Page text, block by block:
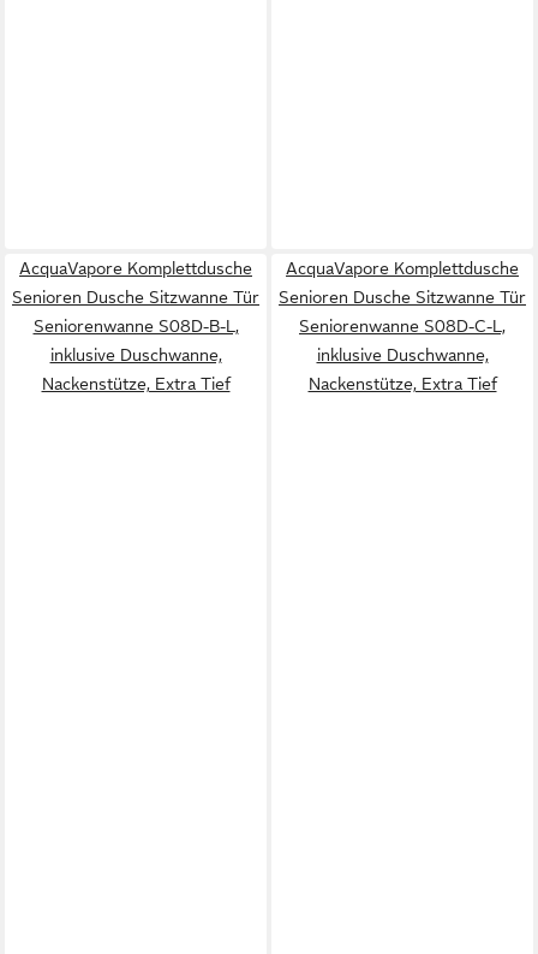
AcquaVapore Komplettdusche
Senioren Dusche Sitzwanne Tür
Seniorenwanne S08D-B-L,
inklusive Duschwanne,
Nackenstütze, Extra Tief
AcquaVapore Komplettdusche
Senioren Dusche Sitzwanne Tür
Seniorenwanne S08D-C-L,
inklusive Duschwanne,
Nackenstütze, Extra Tief